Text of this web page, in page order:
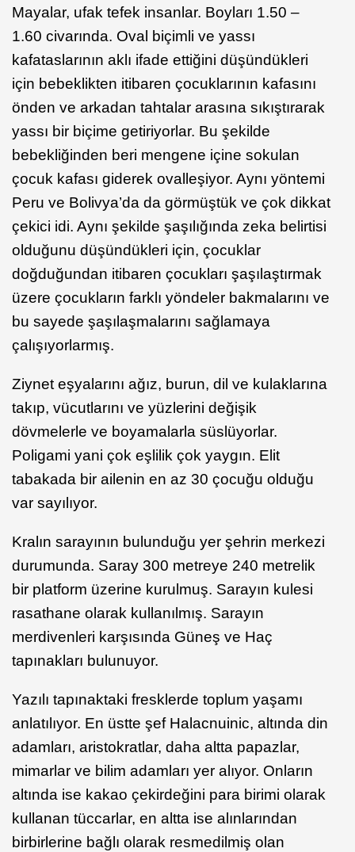
Mayalar, ufak tefek insanlar. Boyları 1.50 –
1.60 civarında. Oval biçimli ve yassı
kafataslarının aklı ifade ettiğini düşündükleri
için bebeklikten itibaren çocuklarının kafasını
önden ve arkadan tahtalar arasına sıkıştırarak
yassı bir biçime getiriyorlar. Bu şekilde
bebekliğinden beri mengene içine sokulan
çocuk kafası giderek ovalleşiyor. Aynı yöntemi
Peru ve Bolivya’da da görmüştük ve çok dikkat
çekici idi. Aynı şekilde şaşılığında zeka belirtisi
olduğunu düşündükleri için, çocuklar
doğduğundan itibaren çocukları şaşılaştırmak
üzere çocukların farklı yöndeler bakmalarını ve
bu sayede şaşılaşmalarını sağlamaya
çalışıyorlarmış.
Ziynet eşyalarını ağız, burun, dil ve kulaklarına
takıp, vücutlarını ve yüzlerini değişik
dövmelerle ve boyamalarla süslüyorlar.
Poligami yani çok eşlilik çok yaygın. Elit
tabakada bir ailenin en az 30 çocuğu olduğu
var sayılıyor.
Kralın sarayının bulunduğu yer şehrin merkezi
durumunda. Saray 300 metreye 240 metrelik
bir platform üzerine kurulmuş. Sarayın kulesi
rasathane olarak kullanılmış. Sarayın
merdivenleri karşısında Güneş ve Haç
tapınakları bulunuyor.
Yazılı tapınaktaki fresklerde toplum yaşamı
anlatılıyor. En üstte şef Halacnuinic, altında din
adamları, aristokratlar, daha altta papazlar,
mimarlar ve bilim adamları yer alıyor. Onların
altında ise kakao çekirdeğini para birimi olarak
kullanan tüccarlar, en altta ise alınlarından
birbirlerine bağlı olarak resmedilmiş olan